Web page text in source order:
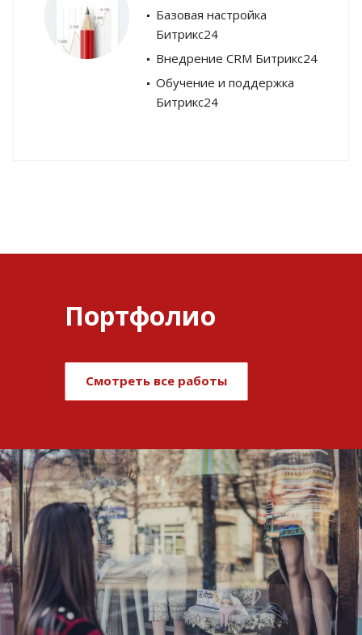
Базовая настройка
Битрикс24
Внедрение CRM Битрикс24
Обучение и поддержка
Битрикс24
Портфолио
Смотреть все работы
Развитие и поддержка интернет-
витрины StepClub